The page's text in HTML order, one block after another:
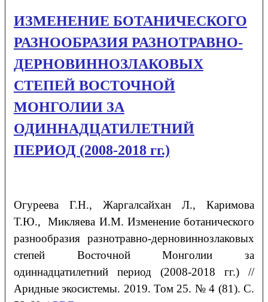
ИЗМЕНЕНИЕ БОТАНИЧЕСКОГО
РАЗНООБРАЗИЯ РАЗНОТРАВНО-
ДЕРНОВИННОЗЛАКОВЫХ
СТЕПЕЙ ВОСТОЧНОЙ
МОНГОЛИИ ЗА
ОДИННАДЦАТИЛЕТНИЙ
ПЕРИОД (2008-2018 гг.)
Огуреева Г.Н., Жаргалсайхан Л., Каримова
Т.Ю., Микляева И.М. Изменение ботанического
разнообразия разнотравно-дерновиннозлаковых
степей Восточной Монголии за
одиннадцатилетний период (2008-2018 гг.) //
Аридные экосистемы. 2019. Том 25. № 4 (81). С.